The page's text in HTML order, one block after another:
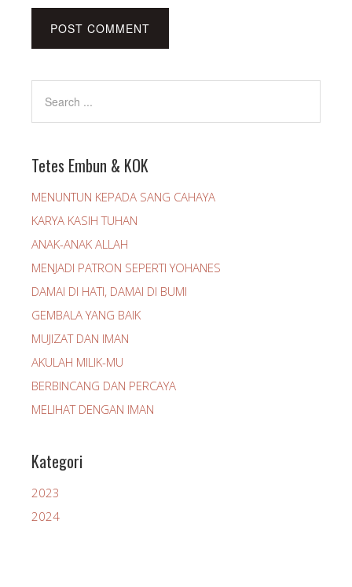
Tetes Embun & KOK
MENUNTUN KEPADA SANG CAHAYA
KARYA KASIH TUHAN
ANAK-ANAK ALLAH
MENJADI PATRON SEPERTI YOHANES
DAMAI DI HATI, DAMAI DI BUMI
GEMBALA YANG BAIK
MUJIZAT DAN IMAN
AKULAH MILIK-MU
BERBINCANG DAN PERCAYA
MELIHAT DENGAN IMAN
Kategori
2023
2024